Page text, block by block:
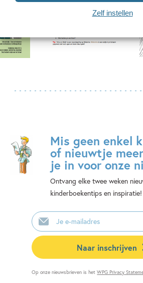
Zelf instellen
Mis geen enkel
of nieuwtje
je in voor onze
Ontvang elke twee weken
kinderboekentips en inspiratie!
E-
mailadres
Naar inschrijven
Op onze nieuwsbrieven is hetWPG Privacy